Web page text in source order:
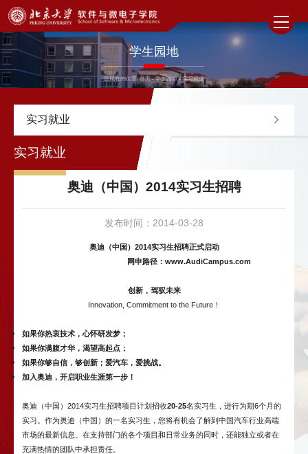
学生园地
您现在的位置: 首页 - 学生园地 - 实习就业
实习就业
实习就业
奥迪（中国）2014实习生招聘
发布时间：2014-03-28
奥迪（中国） 2014实习生招聘正式启动
网申路径： www.AudiCampus.com
创新，驾驭未来
Innovation, Commitment to the Future！
如果你热衷技术，心怀研发梦；
如果你满腹才华，渴望高起点；
如果你够自信，够创新；爱汽车，爱挑战。
加入奥迪，开启职业生涯第一步！
奥迪（中国）2014实习生招聘项目计划招收20-25名实习生，进行为期6个月的
实习。作为奥迪（中国）的一名实习生，您将有机会了解到中国汽车行业高端
市场的最新信息。在支持部门的各个项目和日常业务的同时，还能独立或者在
充满热情的团队中承担责任。